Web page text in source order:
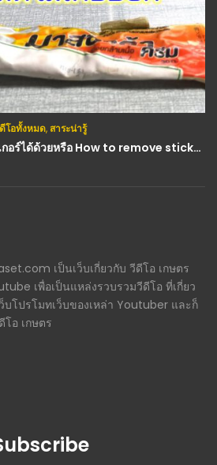
โอทั้งหมด, สาระน่ารู้
(คลิป) ยานวดลบลอยสติ๊กเกอร์ได้ด้วยหรือ How to remove sticker stains : วีดีโอ เกษตร
เป็นเว็บเกี่ยวกับ วีดีโอ เกษตร
เพื่อเป็นแหล่งรวบรวมวีดีโอ ที่เกี่ยว
บโปรโมทเว็บของเหล่า Youtuber และก็
อ เกษตร